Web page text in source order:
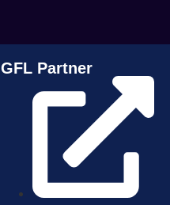
GFL Partner